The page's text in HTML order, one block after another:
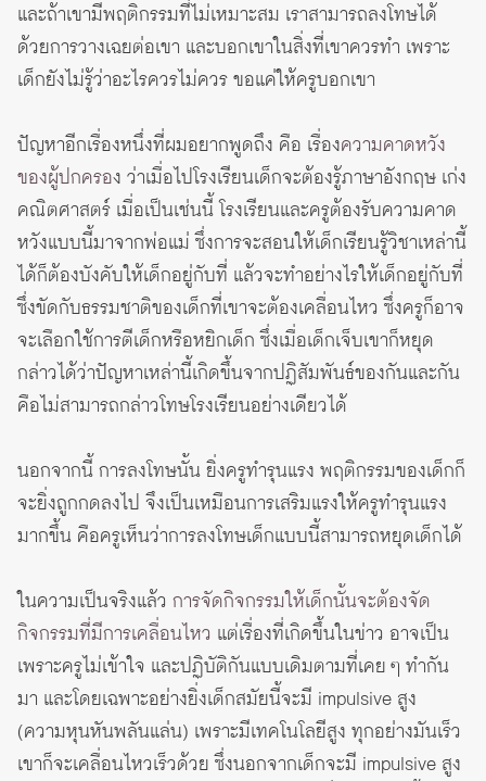
และถ้าเขามีพฤติกรรมที่ไม่เหมาะสม เราสามารถลงโทษได้
ด้วยการวางเฉยต่อเขา และบอกเขาในสิ่งที่เขาควรทำ เพราะ
เด็กยังไม่รู้ว่าอะไรควรไม่ควร ขอแค่ให้ครูบอกเขา
ปัญหาอีกเรื่องหนึ่งที่ผมอยากพูดถึง คือ เรื่องความคาดหวัง
ของผู้ปกครอง ว่าเมื่อไปโรงเรียนเด็กจะต้องรู้ภาษาอังกฤษ เก่ง
คณิตศาสตร์ เมื่อเป็นเช่นนี้ โรงเรียนและครูต้องรับความคาด
หวังแบบนี้มาจากพ่อแม่ ซึ่งการจะสอนให้เด็กเรียนรู้วิชาเหล่านี้
ได้ก็ต้องบังคับให้เด็กอยู่กับที่ แล้วจะทำอย่างไรให้เด็กอยู่กับที่
ซึ่งขัดกับธรรมชาติของเด็กที่เขาจะต้องเคลื่อนไหว ซึ่งครูก็อาจ
จะเลือกใช้การตีเด็กหรือหยิกเด็ก ซึ่งเมื่อเด็กเจ็บเขาก็หยุด
กล่าวได้ว่าปัญหาเหล่านี้เกิดขึ้นจากปฏิสัมพันธ์ของกันและกัน
คือไม่สามารถกล่าวโทษโรงเรียนอย่างเดียวได้
นอกจากนี้ การลงโทษนั้น ยิ่งครูทำรุนแรง พฤติกรรมของเด็กก็
จะยิ่งถูกกดลงไป จึงเป็นเหมือนการเสริมแรงให้ครูทำรุนแรง
มากขึ้น คือครูเห็นว่าการลงโทษเด็กแบบนี้สามารถหยุดเด็กได้
ในความเป็นจริงแล้ว การจัดกิจกรรมให้เด็กนั้นจะต้องจัด
กิจกรรมที่มีการเคลื่อนไหว แต่เรื่องที่เกิดขึ้นในข่าว อาจเป็น
เพราะครูไม่เข้าใจ และปฏิบัติกันแบบเดิมตามที่เคย ๆ ทำกัน
มา และโดยเฉพาะอย่างยิ่งเด็กสมัยนี้จะมี impulsive สูง
(ความหุนหันพลันแล่น) เพราะมีเทคโนโลยีสูง ทุกอย่างมันเร็ว
เขาก็จะเคลื่อนไหวเร็วด้วย ซึ่งนอกจากเด็กจะมี impulsive สูง